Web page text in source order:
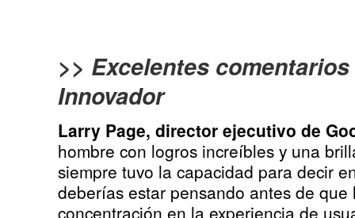
>> Excelentes
Innovador
Larry Page, director ejecutivo de
hombre con logros increíbles y una
siempre tuvo la capacidad para decir
deberías estar pensando antes de que
concentración en la experiencia de